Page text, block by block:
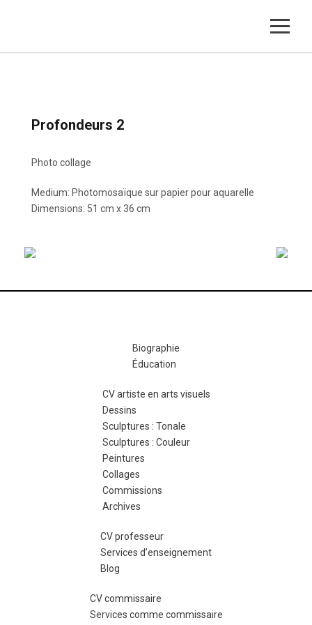
Profondeurs 2
Photo collage
Medium: Photomosaïque sur papier pour aquarelle
Dimensions: 51 cm x 36 cm
Biographie
Éducation
CV artiste en arts visuels
Dessins
Sculptures : Tonale
Sculptures : Couleur
Peintures
Collages
Commissions
Archives
CV professeur
Services d’enseignement
Blog
CV commissaire
Services comme commissaire